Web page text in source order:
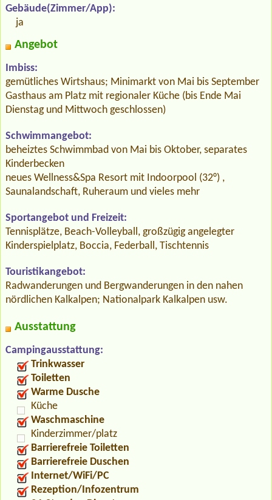
Gebäude(Zimmer/App):
ja
Angebot
Imbiss:
gemütliches Wirtshaus; Minimarkt von Mai bis September
Gasthaus am Platz mit regionaler Küche (bis Ende Mai
Dienstag und Mittwoch geschlossen)
Schwimmangebot:
beheiztes Schwimmbad von Mai bis Oktober, separates
Kinderbecken
neues Wellness&Spa Resort mit Indoorpool (32°) ,
Saunalandschaft, Ruheraum und vieles mehr
Sportangebot und Freizeit:
Tennisplätze, Beach-Volleyball, großzügig angelegter
Kinderspielplatz, Boccia, Federball, Tischtennis
Touristikangebot:
Radwanderungen und Bergwanderungen in den nahen
nördlichen Kalkalpen; Nationalpark Kalkalpen usw.
Ausstattung
Campingausstattung:
Trinkwasser
Toiletten
Warme Dusche
Küche
Waschmaschine
Kinderzimmer/platz
Barrierefreie Toiletten
Barrierefreie Duschen
Internet/WiFi/PC
Rezeption/Infozentrum